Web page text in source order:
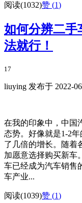
阅读(1032)赞 (1)
如何分辨二手
法就行！
17
liuying 发布于 2022-
在我的印象中，中国
态势。好像就是1-2
了几倍的增长。随着
加愿意选择购买新车
车已经成为汽车销售
车产业...
阅读(1039)赞 (1)